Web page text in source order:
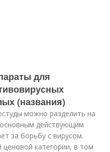
для
(названия)
можно разделить на
основным действующим
за борьбу с вирусом.
ценовой категории, в том